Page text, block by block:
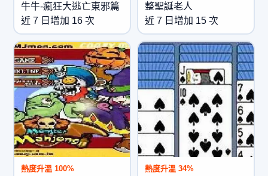
牛牛-瘋狂大逃亡東邪篇
近 7 日增加 16 次
整聖誕老人
近 7 日增加 15 次
熱度升溫 100% 熱度升溫 34%